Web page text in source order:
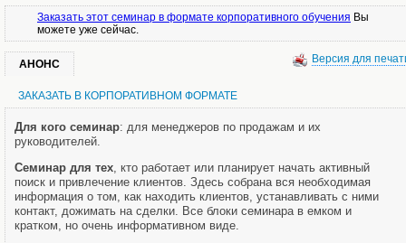
Заказать этот семинар в формате корпоративного обучения Вы
можете уже сейчас.
Версия для
АНОНС
ЗАКАЗАТЬ В КОРПОРАТИВНОМ ФОРМАТЕ
Для кого семинар: для менеджеров по продажам и их
руководителей.
Семинар для тех , кто работает или планирует начать активный
поиск и привлечение клиентов. Здесь собрана вся необходимая
информация о том, как находить клиентов, устанавливать с ними
контакт, дожимать на сделки. Все блоки семинара в емком и
кратком, но очень информативном виде.